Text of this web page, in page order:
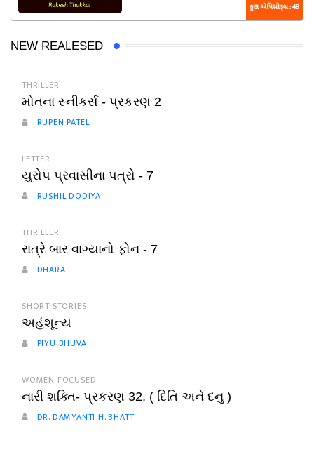
કુલ એપિસોડ્સ : 48
NEW REALESED
THRILLER
મોતના સ્નીકર્સ - પ્રકરણ 2
RUPEN PATEL
LETTER
યુરોપ પ્રવાસીના પત્રો - 7
RUSHIL DODIYA
THRILLER
રાત્રે બાર વાગ્યાનો ફોન - 7
DHARA
SHORT STORIES
અહંશૂન્ય
PIYU BHUVA
WOMEN FOCUSED
નારી શક્તિ- પ્રકરણ 32, ( દિતિ અને દનુ )
DR. DAMYANTI H. BHATT